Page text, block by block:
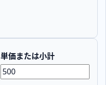
単価または小計